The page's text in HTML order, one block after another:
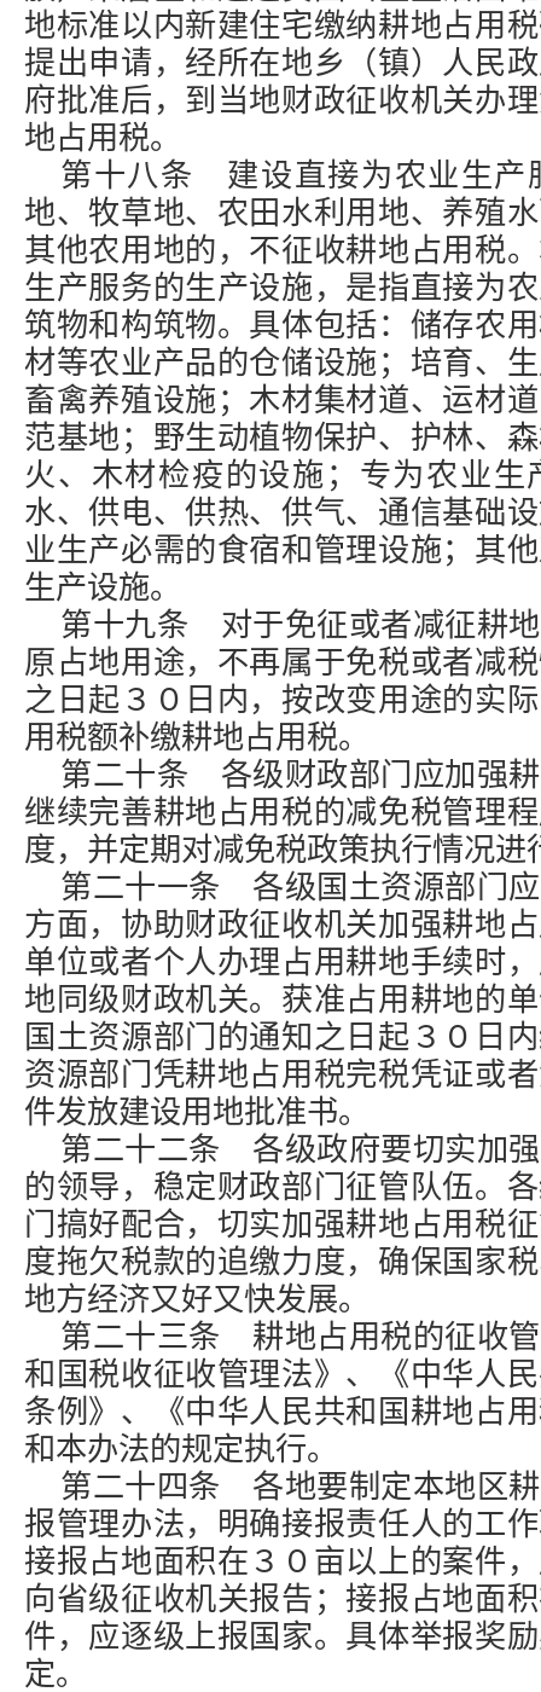
地标准以内新建住宅缴纳耕地占用
提出申请，经所在地乡（镇）人民
府批准后，到当地财政征收机关办
地占用税。
第十八条 建设直接为农业生产
地、牧草地、农田水利用地、养殖
其他农用地的，不征收耕地占用税
生产服务的生产设施，是指直接为
筑物和构筑物。具体包括：储存农
材等农业产品的仓储设施；培育、
畜禽养殖设施；木材集材道、运材
范基地；野生动植物保护、护林、
火、木材检疫的设施；专为农业生
水、供电、供热、供气、通信基础
业生产必需的食宿和管理设施；其
生产设施。
第十九条 对于免征或者减征耕
原占地用途，不再属于免税或者减
之日起３０日内，按改变用途的实
用税额补缴耕地占用税。
第二十条 各级财政部门应加强
继续完善耕地占用税的减免税管理
度，并定期对减免税政策执行情况进
第二十一条 各级国土资源部门
方面，协助财政征收机关加强耕地
单位或者个人办理占用耕地手续时
地同级财政机关。获准占用耕地的
国土资源部门的通知之日起３０日
资源部门凭耕地占用税完税凭证或
件发放建设用地批准书。
第二十二条 各级政府要切实加
的领导，稳定财政部门征管队伍。
门搞好配合，切实加强耕地占用税
度拖欠税款的追缴力度，确保国家
地方经济又好又快发展。
第二十三条 耕地占用税的征收
和国税收征收管理法》、《中华人
条例》、《中华人民共和国耕地占
和本办法的规定执行。
第二十四条 各地要制定本地区
报管理办法，明确接报责任人的工
接报占地面积在３０亩以上的案件
向省级征收机关报告；接报占地面
件，应逐级上报国家。具体举报奖
定。